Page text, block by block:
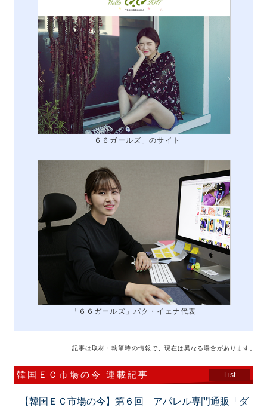
「６６ガールズ」のサイト
「６６ガールズ」パク・イェナ代表
記事は取材・執筆時の情報で、現在は異なる場合があります。
韓国ＥＣ市場の今 連載記事 List
【韓国ＥＣ市場の今】第６回 アパレル専門通販「ダ